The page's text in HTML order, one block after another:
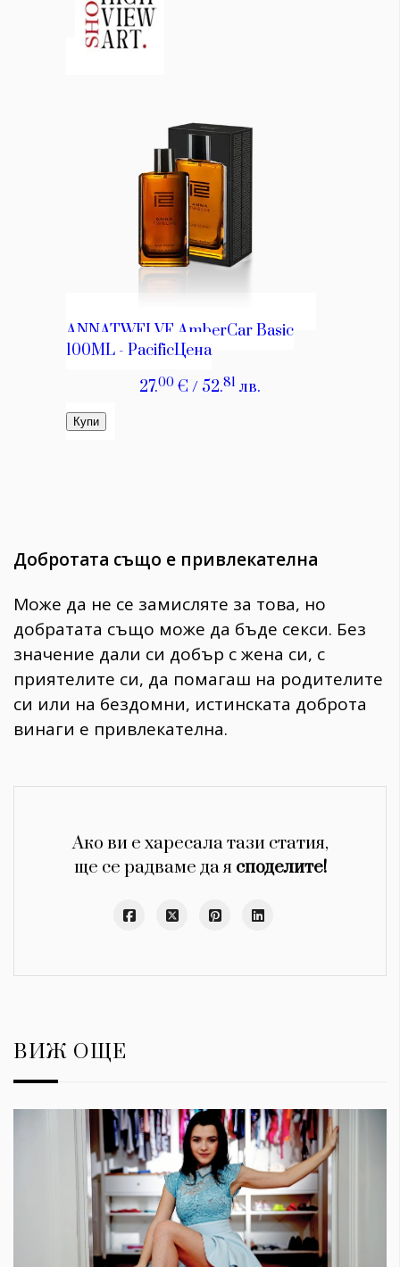
Добротата също е привлекателна
Може да не се замисляте за това, но
добратата също може да бъде секси. Без
значение дали си добър с жена си, с
приятелите си, да помагаш на родителите
си или на бездомни, истинската доброта
винаги е привлекателна.
Ако ви е харесала тази статия,
ще се радваме да я споделите!
ВИЖ ОЩЕ